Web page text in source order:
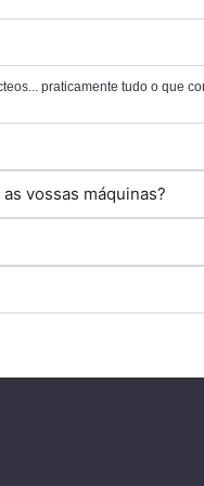
praticamente tudo o que
vossas máquinas?